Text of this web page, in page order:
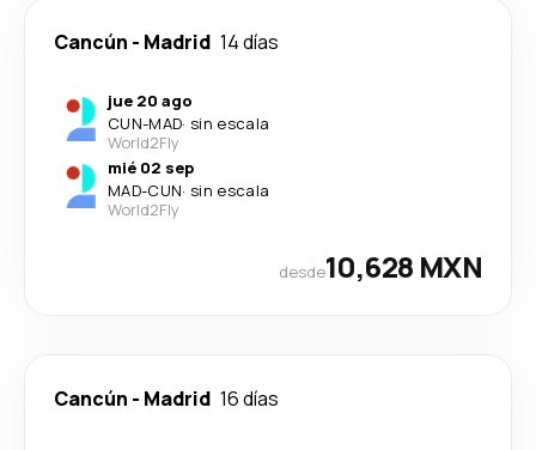
Cancún - Madrid 14 días
jue 20 ago
CUN-MAD· sin escala
World2Fly
mié 02 sep
MAD-CUN· sin escala
World2Fly
desde10,628 MXN
Cancún - Madrid 16 días